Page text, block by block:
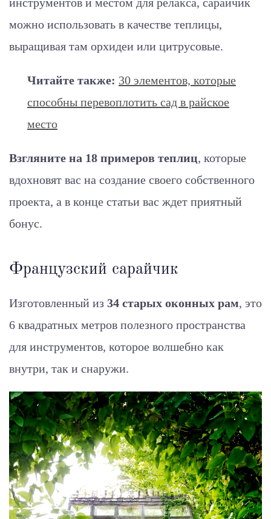
можно использовать в качестве теплицы,
выращивая там орхидеи или цитрусовые.
Читайте также: 30 элементов, которые
способны перевоплотить сад в райское
место
Взгляните на 18 примеров теплиц, которые
вдохновят вас на создание своего собственного
проекта, а в конце статьи вас ждет приятный
бонус.
Французский сарайчик
Изготовленный из 34 старых оконных рам, это
6 квадратных метров полезного пространства
для инструментов, которое волшебно как
внутри, так и снаружи.